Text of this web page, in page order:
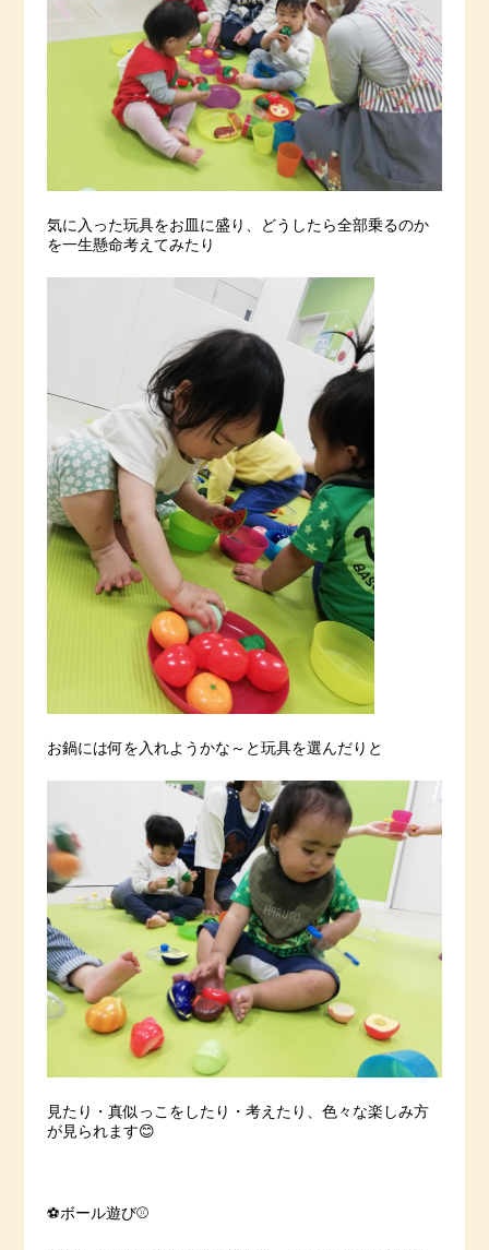
気に入った玩具をお皿に盛り、どうしたら全部乗るのか
を一生懸命考えてみたり
お鍋には何を入れようかな～と玩具を選んだりと
見たり・真似っこをしたり・考えたり、色々な楽しみ方
が見られます😊
⚽️ボール遊び⚾️